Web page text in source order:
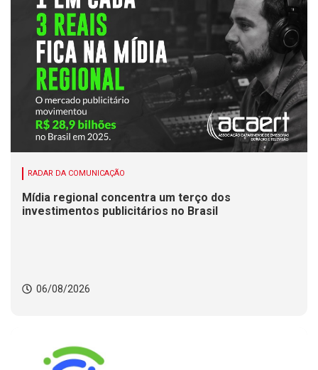
RADAR DA COMUNICAÇÃO
Mídia regional concentra um terço dos
investimentos publicitários no Brasil
06/08/2026